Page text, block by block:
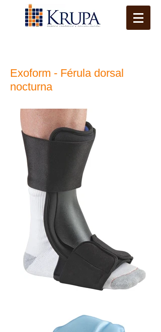
Exoform - Férula dorsal
nocturna